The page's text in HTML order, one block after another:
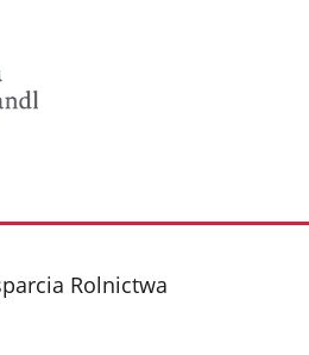
Rolnictwa